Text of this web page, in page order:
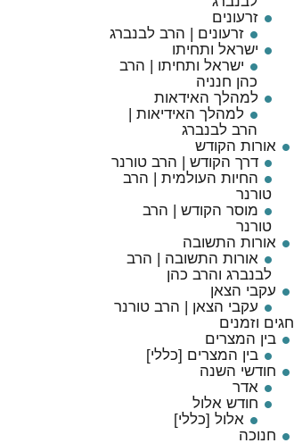
זרעונים
זרעונים | הרב לבנברג
ישראל ותחיתו
ישראל ותחיתו | הרב
כהן חנניה
למהלך האידאות
למהלך האידיאות |
הרב לבנברג
אורות הקודש
דרך הקודש | הרב טורנר
החיות העולמית | הרב
טורנר
מוסר הקודש | הרב
טורנר
אורות התשובה
אורות התשובה | הרב
לבנברג והרב כהן
עקבי הצאן
עקבי הצאן | הרב טורנר
חגים וזמנים
בין המצרים
בין המצרים [כללי]
חודשי השנה
אדר
חודש אלול
אלול [כללי]
חנוכה